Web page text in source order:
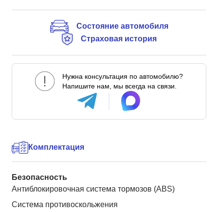
Состояние автомобиля
Страховая история
Нужна консультация по автомобилю?
Напишите нам, мы всегда на связи.
Комплектация
Безопасность
Антиблокировочная система тормозов (ABS)
Система противоскольжения